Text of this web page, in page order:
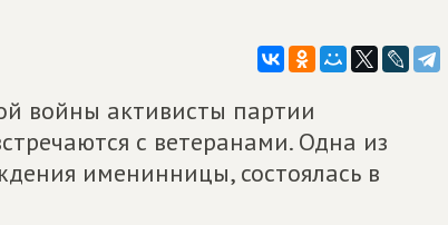
войны активисты партии
с ветеранами. Одна из
именинницы, состоялась в